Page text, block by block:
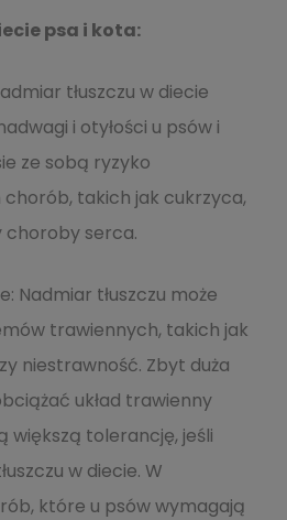
psa i kota:
tłuszczu w diecie
i otyłości u psów i
ze sobą ryzyko
takich jak cukrzyca,
serca.
Nadmiar tłuszczu może
trawiennych, takich jak
niestrawność. Zbyt duża
układ trawienny
większą tolerancję, jeśli
w diecie. W
które u psów wymagają